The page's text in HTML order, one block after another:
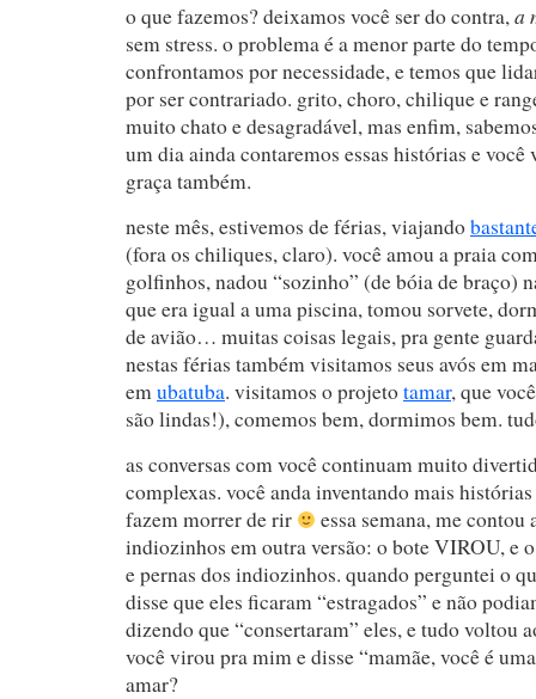
o que fazemos? deixamos você ser do contra,a
sem stress. o problema é a menor parte do
confrontamos por necessidade, e temos que
por ser contrariado. grito, choro, chilique e
muito chato e desagradável, mas enfim,
um dia ainda contaremos essas histórias e
graça também.
neste mês, estivemos de férias, viajando
(fora os chiliques, claro). você amou a praia
golfinhos, nadou “sozinho” (de bóia de braço)
que era igual a uma piscina, tomou sorvete,
de avião… muitas coisas legais, pra gente
nestas férias também visitamos seus avós em
emubatuba. visitamos o projetotamar, que
são lindas!), comemos bem, dormimos bem.
as conversas com você continuam muito
complexas. você anda inventando mais
fazem morrer de rir
essa semana, me
indiozinhos em outra versão: o bote VIROU, e
e pernas dos indiozinhos. quando perguntei o
disse que eles ficaram “estragados” e não
dizendo que “consertaram” eles, e tudo voltou
você virou pra mim e disse “mamãe, você é
amar?